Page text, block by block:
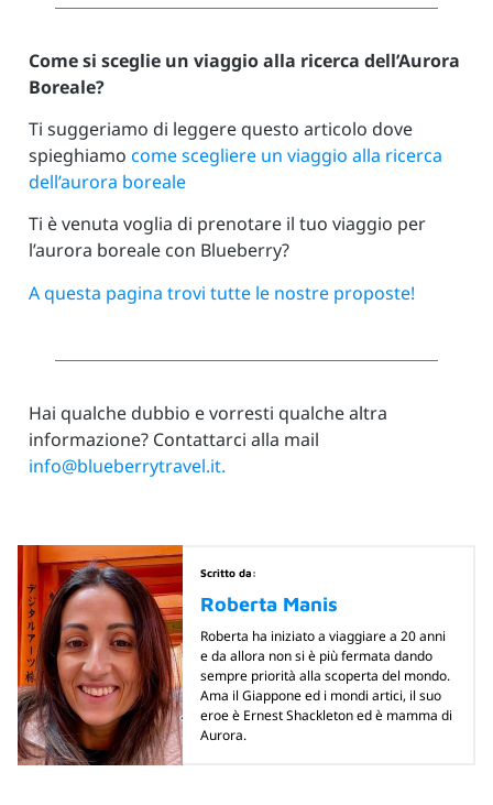
Come si sceglie un viaggio alla ricerca dell’Aurora
Boreale?
Ti suggeriamo di leggere questo articolo dove
spieghiamo come scegliere un viaggio alla ricerca
dell’aurora boreale
Ti è venuta voglia di prenotare il tuo viaggio per
l’aurora boreale con Blueberry?
A questa pagina trovi tutte le nostre proposte!
Hai qualche dubbio e vorresti qualche altra
informazione? Contattarci alla mail
info@blueberrytravel.it.
Scritto da:
Roberta Manis
Roberta ha iniziato a viaggiare a 20 anni
e da allora non si è più fermata dando
sempre priorità alla scoperta del mondo.
Ama il Giappone ed i mondi artici, il suo
eroe è Ernest Shackleton ed è mamma di
Aurora.